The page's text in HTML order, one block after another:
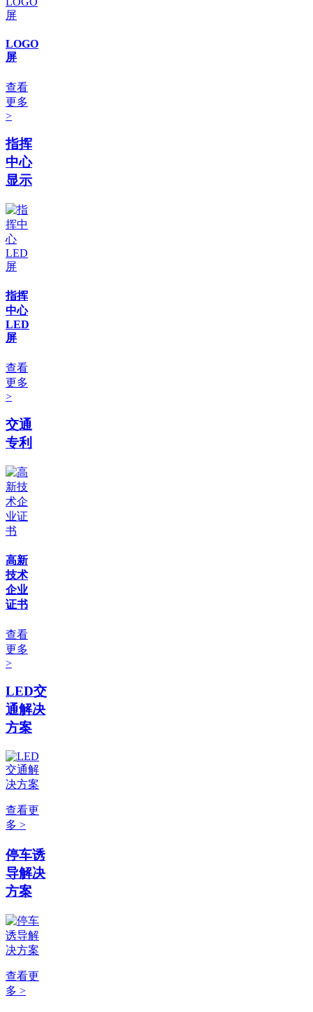
LOGO
屏
查看
更多
>
指挥
中心
显示
指挥
中心
LED
屏
查看
更多
>
交通
专利
高新
技术
企业
证书
查看
更多
>
LED交
通解决
方案
查看更
多 >
停车诱
导解决
方案
查看更
多 >